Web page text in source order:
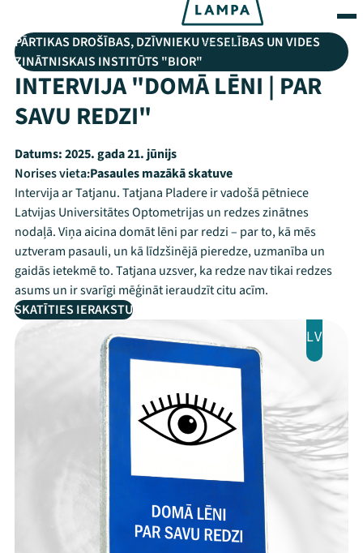
PĀRTIKAS DROŠĪBAS, DZĪVNIEKU VESELĪBAS UN VIDES
ZINĀTNISKAIS INSTITŪTS "BIOR"
INTERVIJA "DOMĀ LĒNI | PAR
SAVU REDZI"
Datums:2025. gada 21. jūnijs
Norises vieta:Pasaules mazākā skatuve
Intervija ar Tatjanu. Tatjana Pladere ir vadošā pētniece
Latvijas Universitātes Optometrijas un redzes zinātnes
nodaļā. Viņa aicina domāt lēni par redzi – par to, kā mēs
uztveram pasauli, un kā līdzšinējā pieredze, uzmanība un
gaidās ietekmē to. Tatjana uzsver, ka redze nav tikai redzes
asums un ir svarīgi mēģināt ieraudzīt citu acīm.
SKATĪTIES IERAKSTU
LV